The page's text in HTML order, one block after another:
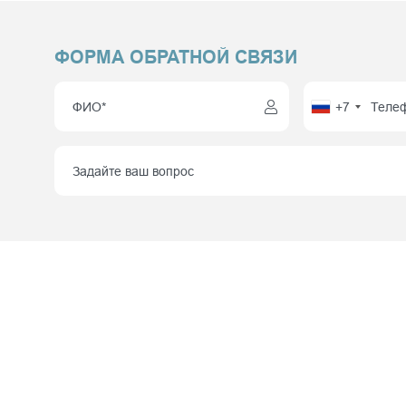
ФОРМА ОБРАТНОЙ СВЯЗИ
+7